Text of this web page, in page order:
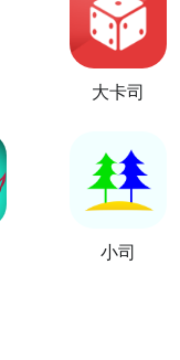
大卡司
小司